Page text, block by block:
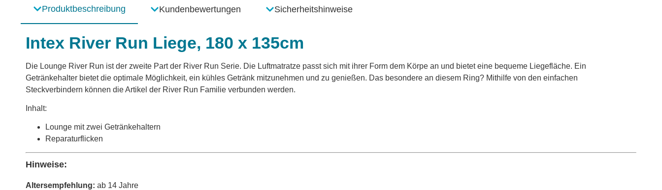
Produktbeschreibung Kundenbewertungen Sicherheitshinweise
Intex River Run Liege, 180 x 135cm
Die Lounge River Run ist der zweite Part der River Run Serie. Die Luftmatratze passt sich mit ihrer Form dem Körpe an und bietet eine bequeme Liegefläche. Ein
Getränkehalter bietet die optimale Möglichkeit, ein kühles Getränk mitzunehmen und zu genießen. Das besondere an diesem Ring? Mithilfe von den einfachen
Steckverbindern können die Artikel der River Run Familie verbunden werden.
Inhalt:
Lounge mit zwei Getränkehaltern
Reparaturflicken
Hinweise:
Altersempfehlung: ab 14 Jahre